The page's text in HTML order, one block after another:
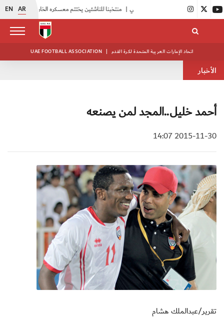
EN AR اتحاد الكرة يُنظم ورشة عمل للمراقبين المعتمدين منتخبنا للناشئين يختتم معسكره الخارجي في صربيا
UAE FOOTBALL ASSOCIATION | اتحاد الإمارات العربية المتحدة لكرة القدم
الأخبار
أحمد خليل..المجد لمن يصنعه
2015-11-30 14:07
تقرير/عبدالملك هشام